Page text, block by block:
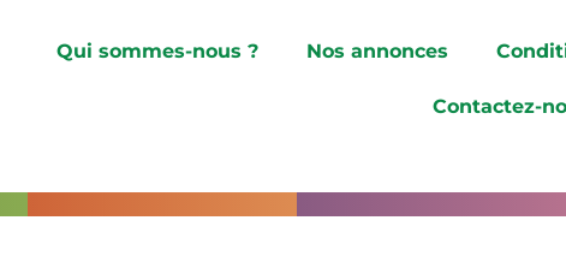
Qui sommes-nous ? Nos annonces
Contactez-